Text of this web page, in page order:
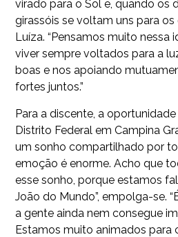
virado para o Sol e, quando os
girassóis se voltam uns para os
Luíza. “Pensamos muito nessa
viver sempre voltados para a
boas e nos apoiando
fortes juntos.”
Para a discente, a
Distrito Federal em Campina
um sonho compartilhado por
emoção é enorme. Acho que
esse sonho, porque estamos
João do Mundo”, empolga-se.
a gente ainda nem consegue
Estamos muito animados para